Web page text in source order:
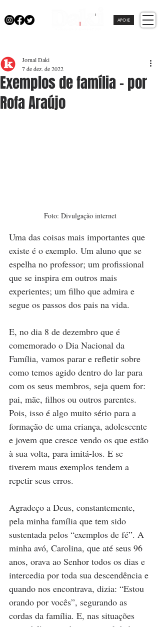
APOIE
Exemplos de família - por
Rofa Araújo
Jornal Daki
7 de dez. de 2022
Foto: Divulgação internet
Uma das coisas mais importantes que
existe é o exemplo. Um aluno que se
espelha no professor; um profissional
que se inspira em outros mais
experientes; um filho que admira e
segue os passos dos pais na vida.
E, no dia 8 de dezembro que é
comemorado o Dia Nacional da
Família, vamos parar e refletir sobre
como temos agido dentro do lar para
com os seus membros, seja quem for:
pai, mãe, filhos ou outros parentes.
Pois, isso é algo muito sério para a
formação de uma criança, adolescente
e jovem que cresce vendo os que estão
à sua volta, para imitá-los. E se
tiverem maus exemplos tendem a
repetir seus erros.
Agradeço a Deus, constantemente,
pela minha família que tem sido
sustentada pelos “exemplos de fé”. A
minha avó, Carolina, que até seus 96
anos, orava ao Senhor todos os dias e
intercedia por toda sua descendência e
quando nos encontrava, dizia: “Estou
orando por vocês”, segurando as
cordas da família. E, nas situações